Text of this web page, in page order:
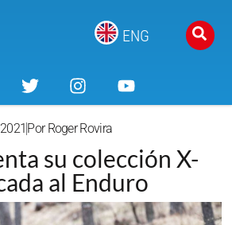
ENG
PorRoger Rovira
su colección X-
al Enduro